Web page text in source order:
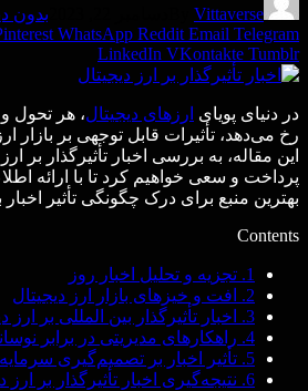
Vittaverse بدون
WhatsApp Reddit Email Telegram
LinkedIn VKontakte Tumblr
در دنیای پویای ارزهای دیجیتال، هر تحول
رخ می‌دهد، تأثیرات قابل توجهی بر بازار
این مقاله، به بررسی اخبار تأثیرگذار بر
پرداخت و سعی خواهیم کرد تا با ارائه
بهترین منبع برای درک چگونگی تأثیر
Contents
1. تجزیه و تحلیل اخبار روز
2.
افت و خیزهای بازار ارز دیجیتال
3.
اخبار تأثیرگذار بین المللی بر ارز
4. راهکارهای مدیریتی در برابر
5. تأثیر اخبار بر تصمیم‌گیری
6. نتیجه‌گیری اخبار تأثیرگذار بر ارز